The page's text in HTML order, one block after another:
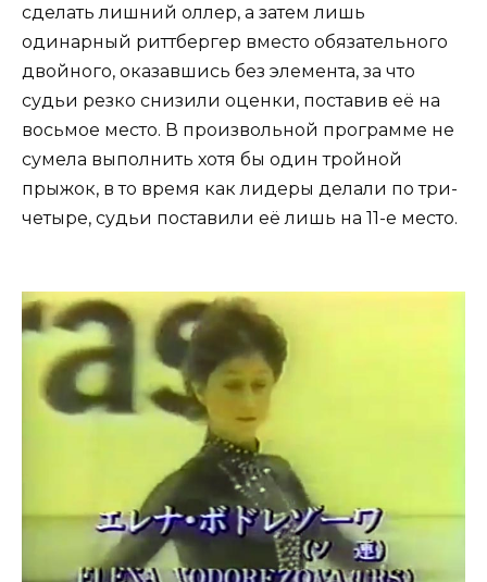
сделать лишний оллер, а затем лишь
одинарный риттбергер вместо обязательного
двойного, оказавшись без элемента, за что
судьи резко снизили оценки, поставив её на
восьмое место. В произвольной программе не
сумела выполнить хотя бы один тройной
прыжок, в то время как лидеры делали по три-
четыре, судьи поставили её лишь на 11-е место.